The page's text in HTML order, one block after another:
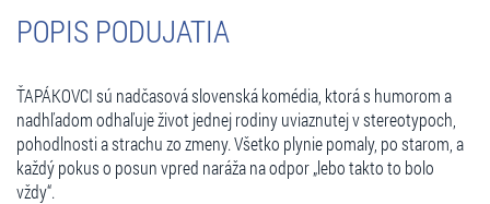
POPIS PODUJATIA
ŤAPÁKOVCI sú nadčasová slovenská komédia, ktorá s humorom a
nadhľadom odhaľuje život jednej rodiny uviaznutej v stereotypoch,
pohodlnosti a strachu zo zmeny. Všetko plynie pomaly, po starom, a
každý pokus o posun vpred naráža na odpor „lebo takto to bolo
vždy“.